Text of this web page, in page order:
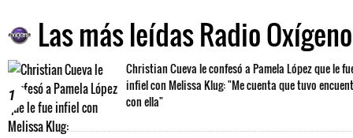
Las más leídas Radio Oxígeno
1
Christian Cueva le confesó a Pamela López que le
infiel con Melissa Klug: "Me cuenta que tuvo
con ella"